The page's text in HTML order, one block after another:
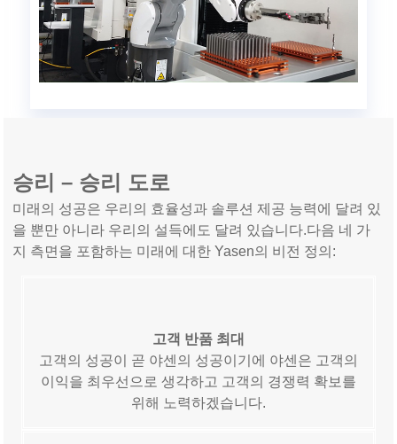
승리 – 승리 도로
미래의 성공은 우리의 효율성과 솔루션 제공 능력에 달려 있
을 뿐만 아니라 우리의 설득에도 달려 있습니다.다음 네 가
지 측면을 포함하는 미래에 대한 Yasen의 비전 정의:
고객 반품 최대
고객의 성공이 곧 야센의 성공이기에 야센은 고객의
이익을 최우선으로 생각하고 고객의 경쟁력 확보를
위해 노력하겠습니다.